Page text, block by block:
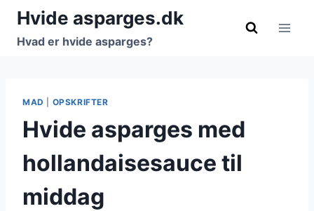
Fortsæt
indhold
Hvide asparges.dk
Hvad er hvide asparges?
MAD OPSKRIFTER
Hvide asparges med
hollandaisesauce til
middag